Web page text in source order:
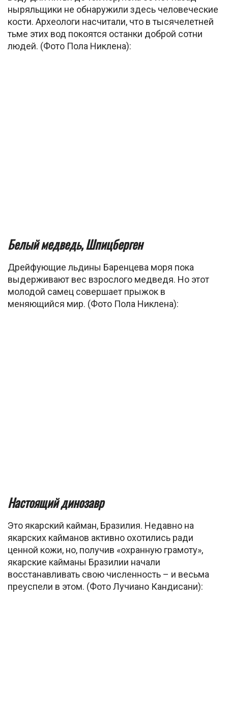
ныряльщики не обнаружили здесь человеческие
кости. Археологи насчитали, что в тысячелетней
тьме этих вод покоятся останки доброй сотни
людей. (Фото Пола Никлена):
Белый медведь, Шпицберген
Дрейфующие льдины Баренцева моря пока
выдерживают вес взрослого медведя. Но этот
молодой самец совершает прыжок в
меняющийся мир. (Фото Пола Никлена):
Настоящий динозавр
Это якарский кайман, Бразилия. Недавно на
якарских кайманов активно охотились ради
ценной кожи, но, получив «охранную грамоту»,
якарские кайманы Бразилии начали
восстанавливать свою численность – и весьма
преуспели в этом. (Фото Лучиано Кандисани):